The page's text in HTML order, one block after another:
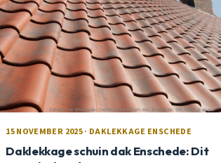
15 NOVEMBER 2025 · DAKLEKKAGE ENSCHEDE
Daklekkage schuin dak Enschede: Dit